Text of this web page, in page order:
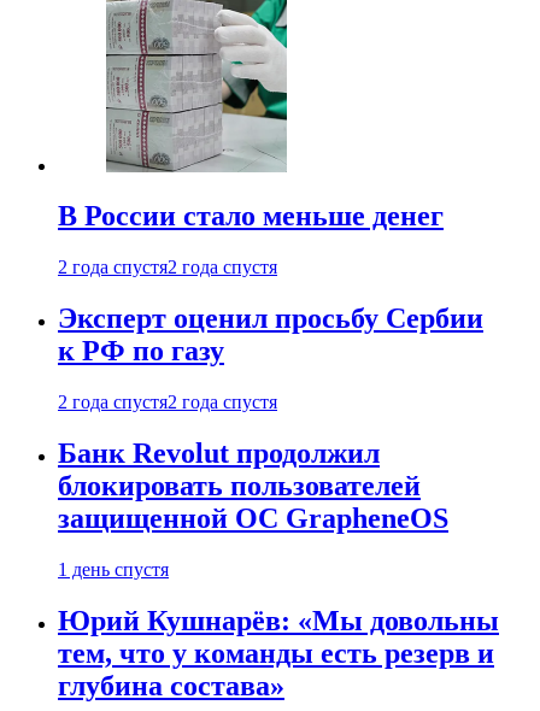
В России стало меньше денег
2 года спустя2 года спустя
Эксперт оценил просьбу Сербии
к РФ по газу
2 года спустя2 года спустя
Банк Revolut продолжил
блокировать пользователей
защищенной ОС GrapheneOS
1 день спустя
Юрий Кушнарёв: «Мы довольны
тем, что у команды есть резерв и
глубина состава»